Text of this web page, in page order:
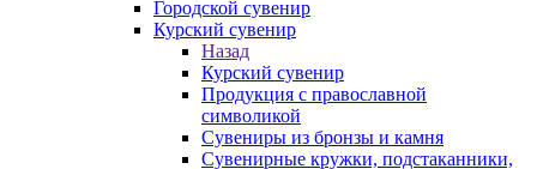
Городской сувенир
Курский сувенир
Назад
Курский сувенир
Продукция с православной
символикой
Сувениры из бронзы и камня
Сувенирные кружки, подстаканники,